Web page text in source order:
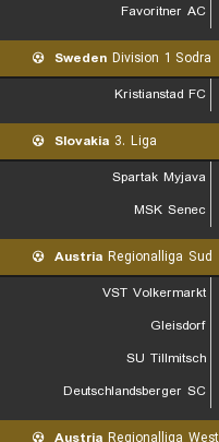
Favoritner AC
Sweden Division 1 Sodra
Kristianstad FC
Slovakia 3. Liga
Spartak Myjava
MSK Senec
Austria Regionalliga Sud
VST Volkermarkt
Gleisdorf
SU Tillmitsch
Deutschlandsberger SC